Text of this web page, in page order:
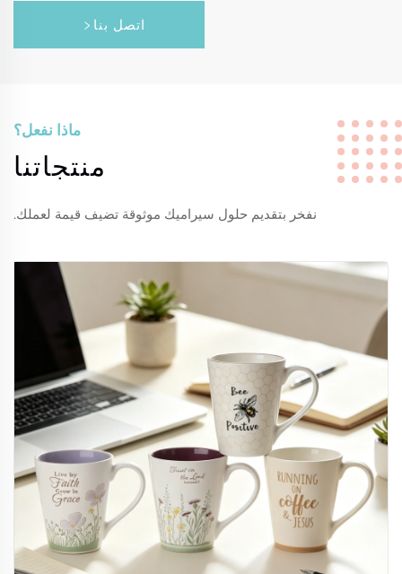
اتصل بنا
ماذا نفعل؟
منتجاتنا
نفخر بتقديم حلول سيراميك موثوقة تضيف قيمة لعملك.